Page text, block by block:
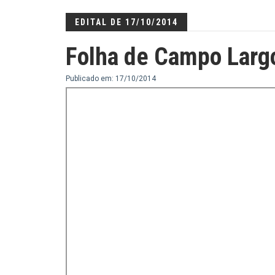
EDITAL DE 17/10/2014
Folha de Campo
Publicado em: 17/10/2014